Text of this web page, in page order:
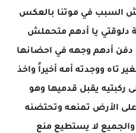
السبب في موتنا بالعكس
دلوقتي يا أدهم متحملش
أدهم وجهه في احضانها
ووجدته أمه أخيراً واخذ
ركبتيه يقبل قدميها وهو
على الأرض تمنعه وتحتضنه
والجميع لا يستطيع منع